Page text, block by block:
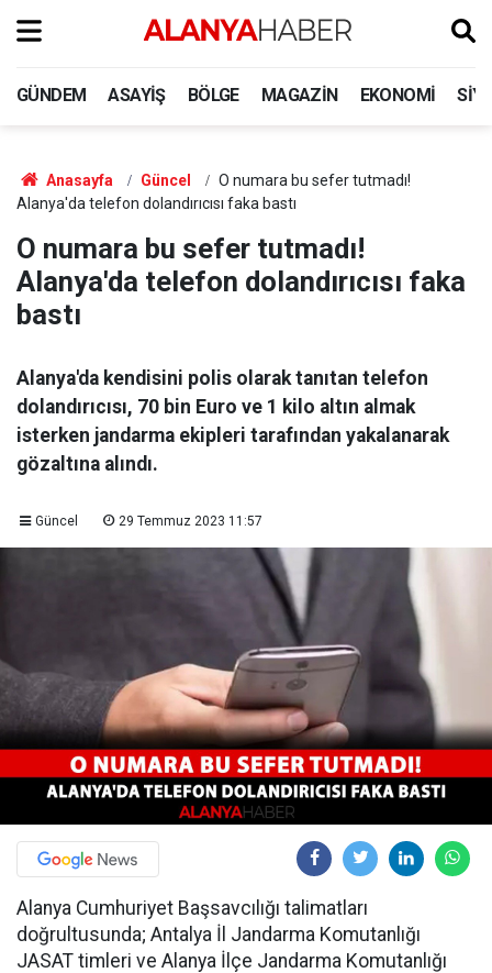
GÜNDEM ASAYIŞ BÖLGE MAGAZIN EKONOMI
Anasayfa Güncel
O numara bu sefer tutmadı!
Alanya'da telefon dolandırıcısı faka bastı
O numara bu sefer tutmadı!
Alanya'da telefon dolandırıcısı faka
bastı
Alanya'da kendisini polis olarak tanıtan telefon
dolandırıcısı, 70 bin Euro ve 1 kilo altın almak
isterken jandarma ekipleri tarafından yakalanarak
gözaltına alındı.
Güncel 29 Temmuz 2023 11:57
Alanya Cumhuriyet Başsavcılığı talimatları
doğrultusunda; Antalya İl Jandarma Komutanlığı
JASAT timleri ve Alanya İlçe Jandarma Komutanlığı